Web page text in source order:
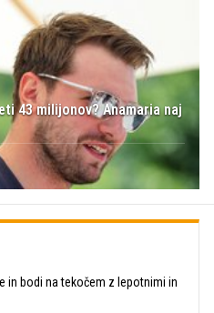
43 milijonov? Anamaria naj
in bodi na tekočem z lepotnimi in